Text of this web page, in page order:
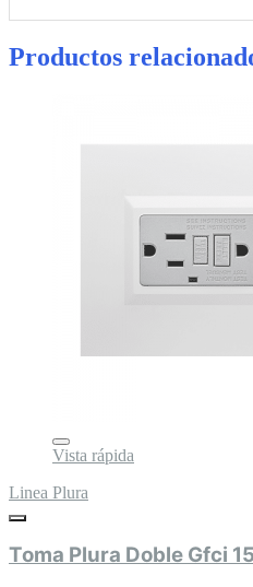
Productos
Vista rápida
Linea Plura
Toma Plura Doble Gfci